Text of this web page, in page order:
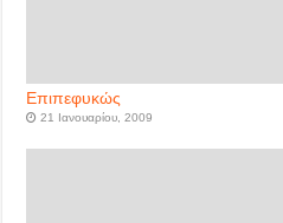
Επιπεφυκώς
21 Ιανουαρίου, 2009